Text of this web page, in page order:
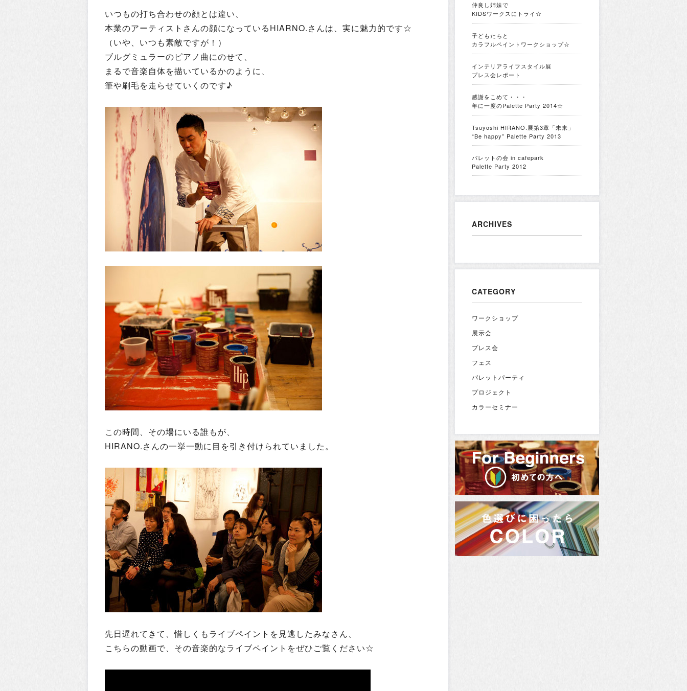
いつもの打ち合わせの顔とは違い、
本業のアーティストさんの顔になっているHIARNO.さんは、実に魅力的です☆
（いや、いつも素敵ですが！）
ブルグミュラーのピアノ曲にのせて、
まるで音楽自体を描いているかのように、
筆や刷毛を走らせていくのです♪
この時間、その場にいる誰もが、
HIRANO.さんの一挙一動に目を引き付けられていました。
先日遅れてきて、惜しくもライブペイントを見逃したみなさん、
こちらの動画で、その音楽的なライブペイントをぜひご覧ください☆
仲良し姉妹で
KIDSワークスにトライ☆
子どもたちと
カラフルペイントワークショップ☆
インテリアライフスタイル展
プレス会レポート
感謝をこめて・・・
年に一度のPalette Party 2014☆
Tsuyoshi HIRANO.展第3章「未来」
“Be happy” Palette Party 2013
パレットの会 in cafepark
Palette Party 2012
ARCHIVES
CATEGORY
ワークショップ
展示会
プレス会
フェス
パレットパーティ
プロジェクト
カラーセミナー